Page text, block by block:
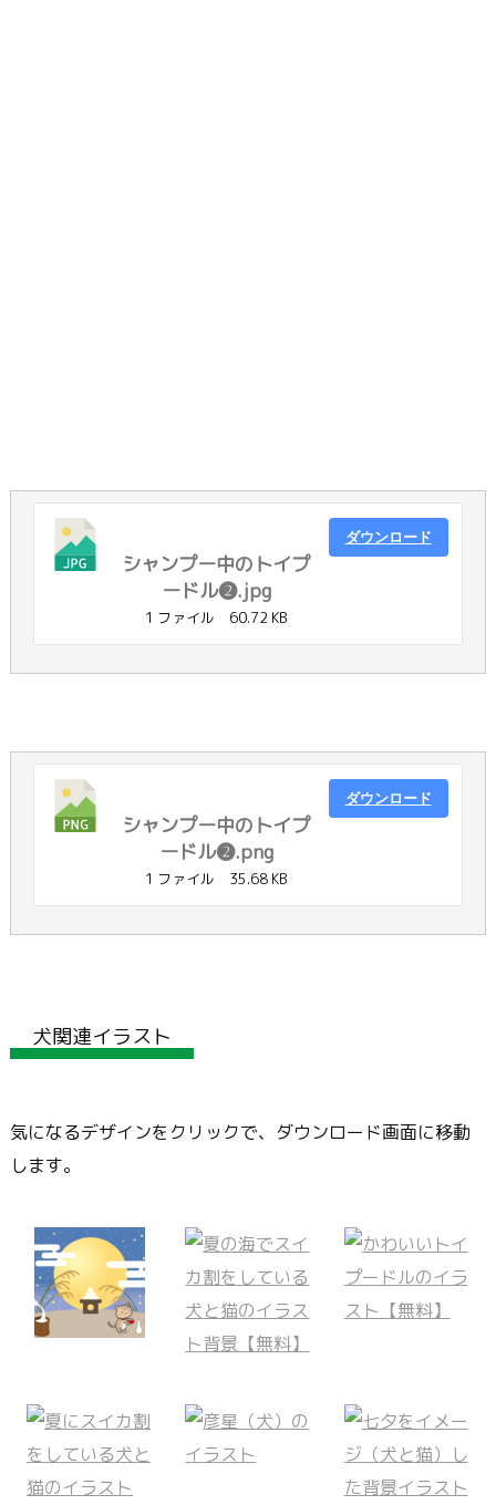
シャンプー中のトイプ
ードル❷.jpg
1 ファイル 60.72 KB
ダウンロード
シャンプー中のトイプ
ードル❷.png
1 ファイル 35.68 KB
ダウンロード
犬関連イラスト
気になるデザインをクリックで、ダウンロード画面に移動
します。